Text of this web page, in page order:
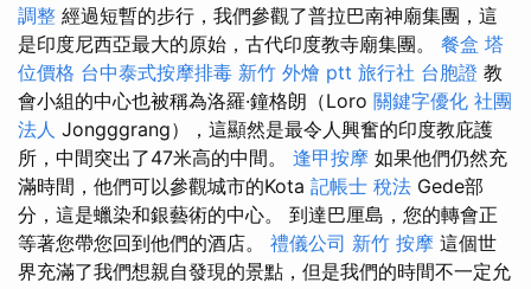
調整 經過短暫的步行，我們參觀了普拉巴南神廟集團，這
是印度尼西亞最大的原始，古代印度教寺廟集團。 餐盒 塔
位價格 台中泰式按摩排毒 新竹 外燴 ptt 旅行社 台胞證 教
會小組的中心也被稱為洛羅·鐘格朗（Loro 關鍵字優化 社團
法人 Jongggrang），這顯然是最令人興奮的印度教庇護
所，中間突出了47米高的中間。 逢甲按摩 如果他們仍然充
滿時間，他們可以參觀城市的Kota 記帳士 稅法 Gede部
分，這是蠟染和銀藝術的中心。 到達巴厘島，您的轉會正
等著您帶您回到他們的酒店。 禮儀公司 新竹 按摩 這個世
界充滿了我們想親自發現的景點，但是我們的時間不一定允